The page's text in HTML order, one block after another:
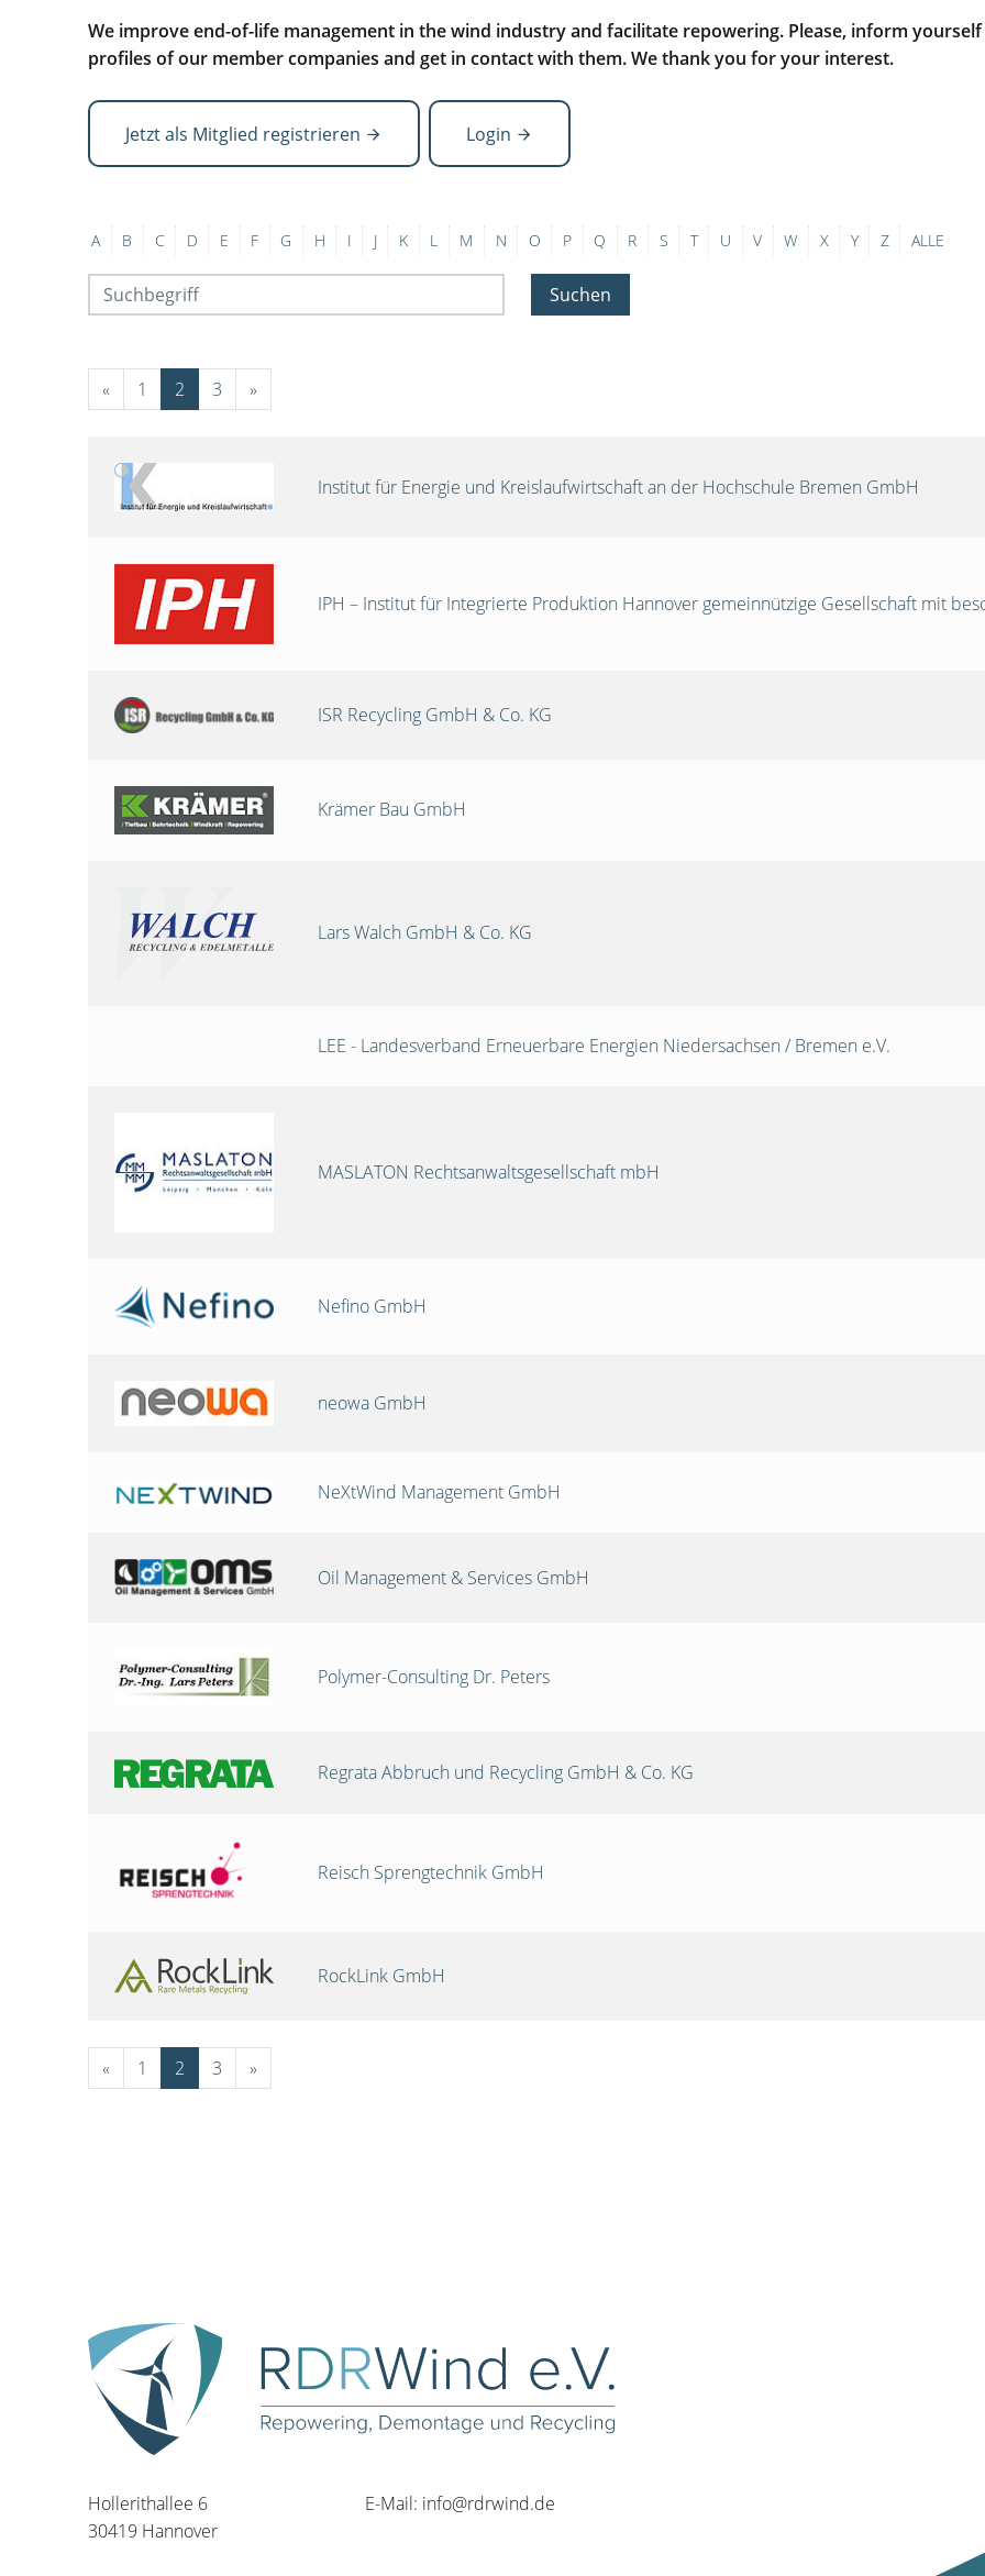
We improve end-of-life management in the wind industry and facilitate repowering. Please, inform
profiles of our member companies and get in contact with them. We thank you for your interest.
Jetzt als Mitglied registrieren Login
A B C D E F G H I J K L M N O P Q R S T U V W X Y Z ALLE
Suchen
« 1 2 3 »
Institut für Energie und Kreislaufwirtschaft an der Hochschule Bremen GmbH
IPH – Institut für Integrierte Produktion Hannover gemeinnützige Gesellschaft mit
ISR Recycling GmbH & Co. KG
Krämer Bau GmbH
Lars Walch GmbH & Co. KG
LEE - Landesverband Erneuerbare Energien Niedersachsen / Bremen e.V.
MASLATON Rechtsanwaltsgesellschaft mbH
Nefino GmbH
neowa GmbH
NeXtWind Management GmbH
Oil Management & Services GmbH
Polymer-Consulting Dr. Peters
Regrata Abbruch und Recycling GmbH & Co. KG
Reisch Sprengtechnik GmbH
RockLink GmbH
« 1 2 3 »
Hollerithallee 6
30419 Hannover
E-Mail: info@rdrwind.de